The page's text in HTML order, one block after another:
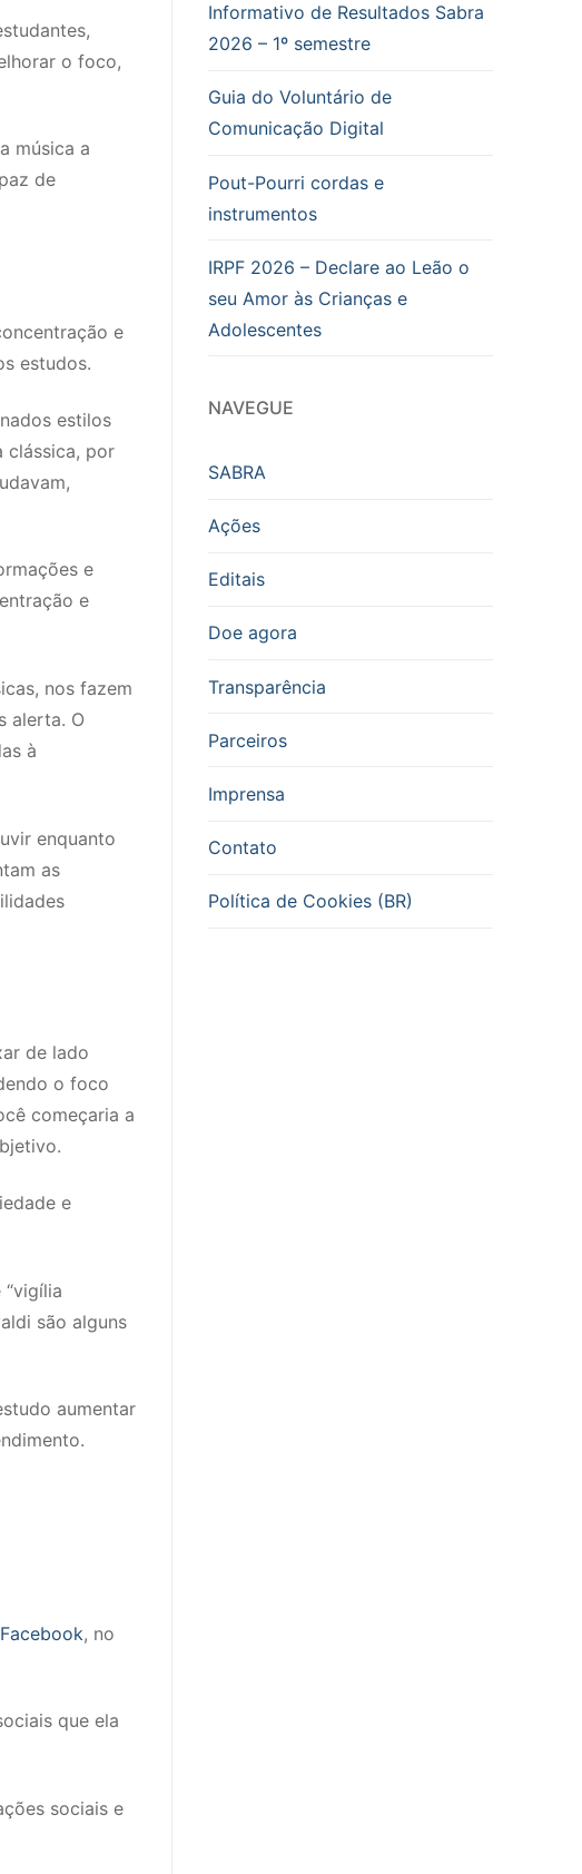
o foco,
música a
de
e
estudos.
estilos
clássica, por
e
e
nos fazem
alerta. O
à
enquanto
as
de lado
o foco
começaria a
e
são alguns
aumentar
Facebook, no
que ela
sociais e
Informativo de Resultados Sabra
2026 – 1º semestre
Guia do Voluntário de
Comunicação Digital
Pout-Pourri cordas e
instrumentos
IRPF 2026 – Declare ao Leão o
seu Amor às Crianças e
Adolescentes
NAVEGUE
SABRA
Ações
Editais
Doe agora
Transparência
Parceiros
Imprensa
Contato
Política de Cookies (BR)